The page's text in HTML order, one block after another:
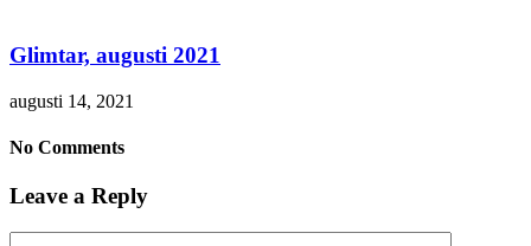
Glimtar, augusti 2021
augusti 14, 2021
No Comments
Leave a Reply